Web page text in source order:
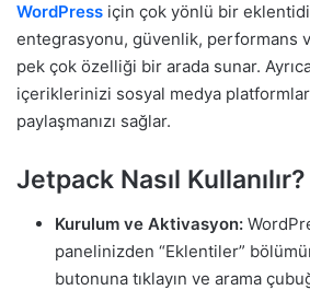
WordPress için çok yönlü bir
entegrasyonu, güvenlik, performans
pek çok özelliği bir arada sunar.
içeriklerinizi sosyal medya
paylaşmanızı sağlar.
Jetpack Nasıl Kullanılır?
Kurulum ve Aktivasyon:
panelinizden “Eklentiler”
butonuna tıklayın ve arama